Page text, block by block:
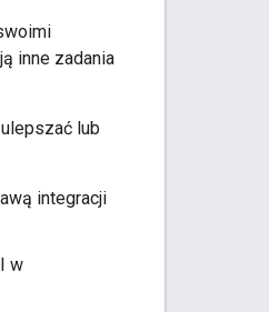
inne zadania
lub
integracji
w